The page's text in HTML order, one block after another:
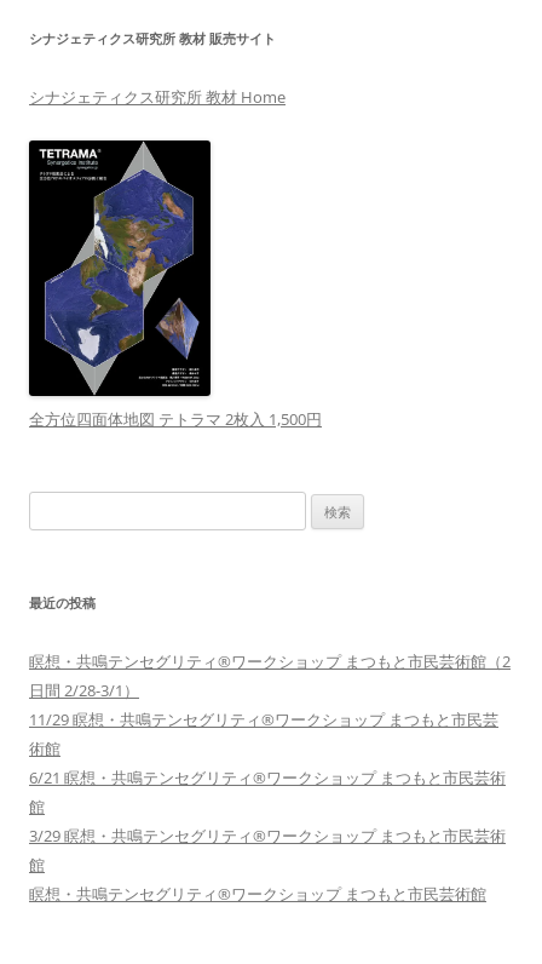
シナジェティクス研究所 教材 販売サイト
シナジェティクス研究所 教材 Home
全方位四面体地図 テトラマ 2枚入 1,500円
索:
最近の投稿
瞑想・共鳴テンセグリティ®︎ワークショップ まつもと市民芸術館（2
日間 2/28-3/1）
11/29 瞑想・共鳴テンセグリティ®︎ワークショップ まつもと市民芸
術館
6/21 瞑想・共鳴テンセグリティ®︎ワークショップ まつもと市民芸術
館
3/29 瞑想・共鳴テンセグリティ®︎ワークショップ まつもと市民芸術
館
瞑想・共鳴テンセグリティ®︎ワークショップ まつもと市民芸術館